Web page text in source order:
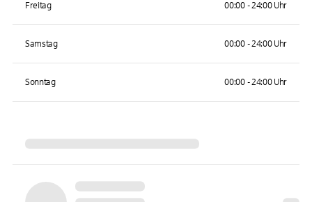
Freitag 00:00 - 24:00 Uhr
Samstag 00:00 - 24:00 Uhr
Sonntag 00:00 - 24:00 Uhr